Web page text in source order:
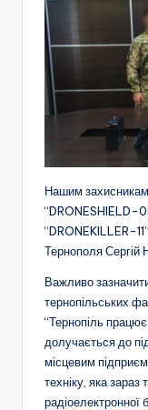
Нашим
“DRONESHIELD-
“DRONEKILLER-
Тернополя Сергій
Важливо
тернопільських
“Тернопіль
долучається до
місцевим
техніку, яка зараз